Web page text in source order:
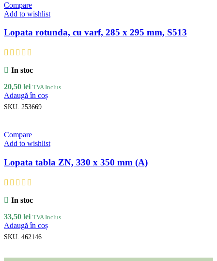
Compare
Add to wishlist
Lopata rotunda, cu varf, 285 x 295 mm, S513
In stoc
20,50 lei TVA Inclus
Adaugă în coș
SKU: 253669
Compare
Add to wishlist
Lopata tabla ZN, 330 x 350 mm (A)
In stoc
33,50 lei TVA Inclus
Adaugă în coș
SKU: 462146